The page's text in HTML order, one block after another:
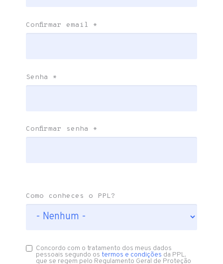
Confirmar email *
Senha *
Confirmar senha *
Como conheces o PPL?
Concordo com o tratamento dos meus dados
pessoais segundo ostermos e condições da PPL,
que se regem pelo Regulamento Geral de Proteção